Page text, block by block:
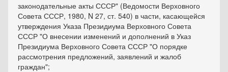
законодательные акты СССР" (Ведомости Верховного
Совета СССР, 1980, N 27, ст. 540) в части, касающейся
утверждения Указа Президиума Верховного Совета
СССР "О внесении изменений и дополнений в Указ
Президиума Верховного Совета СССР "О порядке
рассмотрения предложений, заявлений и жалоб
граждан";